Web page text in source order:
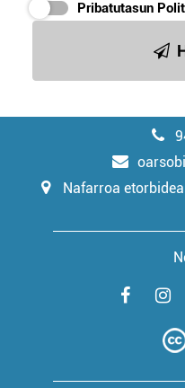
Pribatutasun
Nafarroa